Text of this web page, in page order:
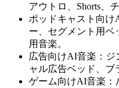
アウトロ、Shorts、
ポッドキャスト向
ー、セグメント用ベ
用音楽。
広告向けAI音楽：ジ
ャル広告ベッド、ブ
ゲーム向けAI音楽：